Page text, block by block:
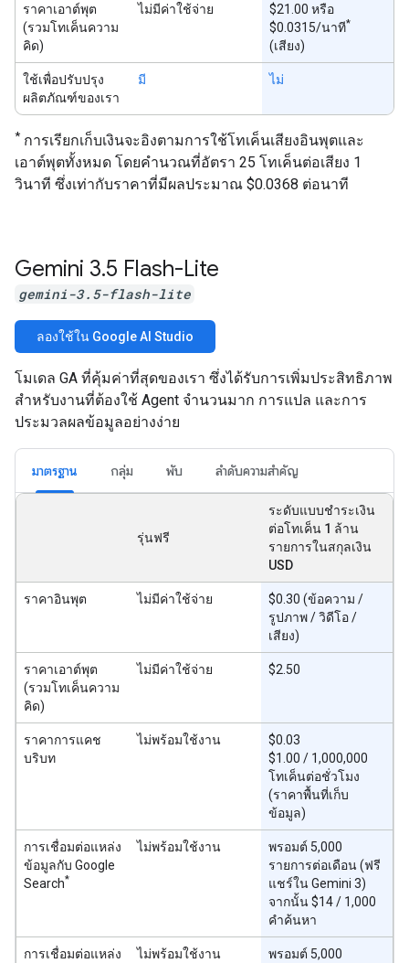
ราคาเอาต์พุต
(รวมโทเค็นความ
คิด)
ไม่มีค่าใช้จ่าย
$21.00 หรือ
$0.0315/นาที*
(เสียง)
ใช้เพื่อปรับปรุง
ผลิตภัณฑ์ของเรา
มี ไม่
* การเรียกเก็บเงินจะอิงตามการใช้โทเค็นเสียงอินพุตและ
เอาต์พุตทั้งหมด โดยคำนวณที่อัตรา 25 โทเค็นต่อเสียง 1
วินาที ซึ่งเท่ากับราคาที่มีผลประมาณ $0.0368 ต่อนาที
Gemini 3.5 Flash-Lite
gemini-3.5-flash-lite
ลองใช้ใน Google AI Studio
โมเดล GA ที่คุ้มค่าที่สุดของเรา ซึ่งได้รับการเพิ่มประสิทธิภาพ
สำหรับงานที่ต้องใช้ Agent จำนวนมาก การแปล และการ
ประมวลผลข้อมูลอย่างง่าย
มาตรฐาน กลุ่ม พับ ลำดับความสำคัญ
รุ่นฟรี
ระดับแบบชำระเงิน
ต่อโทเค็น 1 ล้าน
รายการในสกุลเงิน
USD
ราคาอินพุต ไม่มีค่าใช้จ่าย
$0.30 (ข้อความ /
รูปภาพ / วิดีโอ /
เสียง)
ราคาเอาต์พุต
(รวมโทเค็นความ
คิด)
ไม่มีค่าใช้จ่าย $2.50
ราคาการแคช
บริบท
ไม่พร้อมใช้งาน
$0.03
$1.00 / 1,000,000
โทเค็นต่อชั่วโมง
(ราคาพื้นที่เก็บ
ข้อมูล)
การเชื่อมต่อแหล่ง
ข้อมูลกับ Google
Search*
ไม่พร้อมใช้งาน
พรอมต์ 5,000
รายการต่อเดือน (ฟรี
แชร์ใน Gemini 3)
จากนั้น $14 / 1,000
คำค้นหา
การเชื่อมต่อแหล่ง
ไม่พร้อมใช้งาน
พรอมต์ 5,000